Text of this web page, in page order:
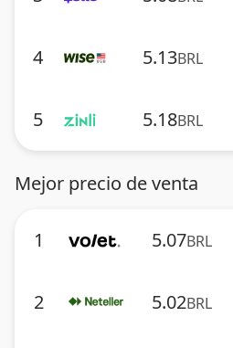
4 5.13BRL
5 5.18BRL
Mejor precio de venta
1 5.07BRL
2 5.02BRL